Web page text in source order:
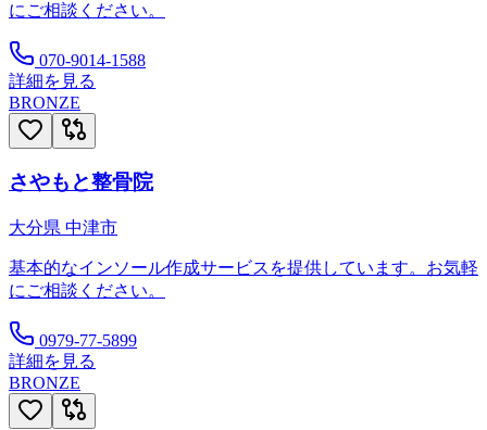
にご相談ください。
070-9014-1588
詳細を見る
BRONZE
さやもと整骨院
大分県 中津市
基本的なインソール作成サービスを提供しています。お気軽
にご相談ください。
0979-77-5899
詳細を見る
BRONZE